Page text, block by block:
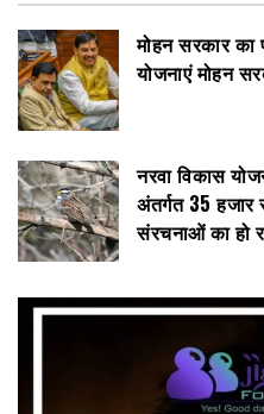
मोहन सरकार का
योजनाएं मोहन
नरवा विकास
अंतर्गत 35
संरचनाओं का हो